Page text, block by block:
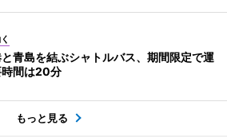
青島を結ぶシャトルバス、期間限定で運
間は20分
もっと見る